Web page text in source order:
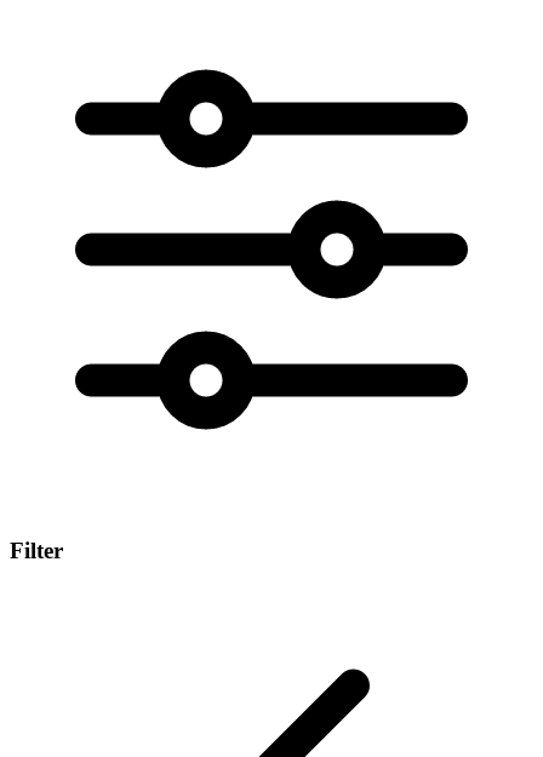
Filter